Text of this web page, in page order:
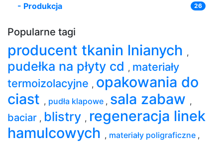
- Produkcja 26
Popularne tagi
producent tkanin lnianych ,
pudełka na płyty cd , materiały
termoizolacyjne , opakowania do
ciast , pudła klapowe , sala zabaw ,
baciar , blistry , regeneracja linek
hamulcowych , materiały poligraficzne ,